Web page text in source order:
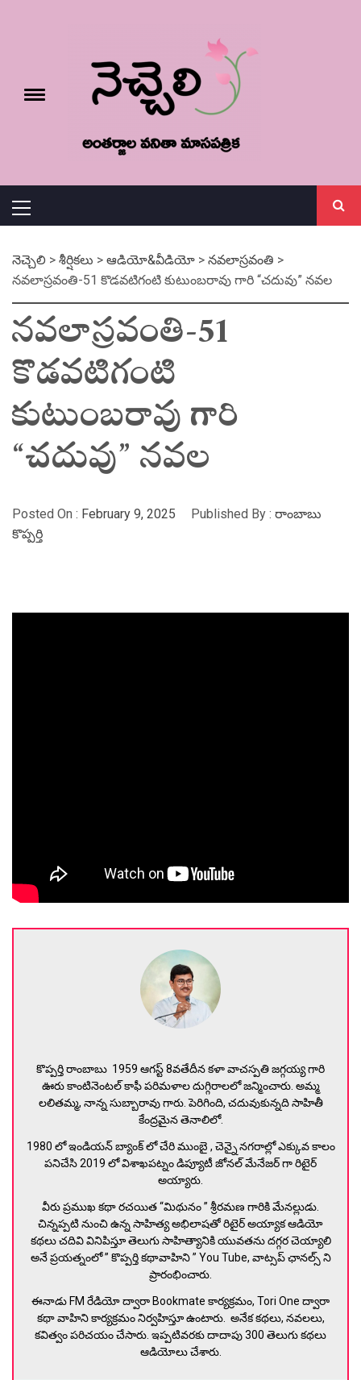
Toggle
Menu
నెచ్చెలి > శీర్షికలు > ఆడియో&వీడియో > నవలాస్రవంతి >
నవలాస్రవంతి-51 కొడవటిగంటి కుటుంబరావు గారి “చదువు” నవల
నవలాస్రవంతి-51
కొడవటిగంటి
కుటుంబరావు గారి
“చదువు” నవల
Posted On : February 9, 2025 Published By : రాంబాబు
కొప్పర్తి
కొప్పర్తి రాంబాబు 1959 ఆగస్ట్ 8వతేదీన కళా వాచస్పతి జగ్గయ్య గారి
ఊరు కాంటినెంటల్ కాఫీ పరిమళాల దుగ్గిరాలలో జన్మించారు. అమ్మ
లలితమ్మ, నాన్న సుబ్బారావు గారు. పెరిగింది, చదువుకున్నది సాహితీ
కేంద్రమైన తెనాలిలో.
1980 లో ఇండియన్ బ్యాంక్ లో చేరి ముంబై , చెన్నై నగరాల్లో ఎక్కువ కాలం
పనిచేసి 2019 లో విశాఖపట్నం డిప్యూటీ జోనల్ మేనేజర్ గా రిటైర్
అయ్యారు.
వీరు ప్రముఖ కథా రచయిత “మిథునం ” శ్రీరమణ గారికి మేనల్లుడు.
చిన్నప్పటి నుంచి ఉన్న సాహిత్య అభిలాషతో రిటైర్ అయ్యాక ఆడియో
కథలు చదివి వినిపిస్తూ తెలుగు సాహిత్యానికి యువతను దగ్గర చెయ్యాలి
అనే ప్రయత్నంలో ” కొప్పర్తి కథావాహిని ” You Tube, వాట్సప్ ఛానల్స్ ని
ప్రారంభించారు.
ఈనాడు FM రేడియో ద్వారా Bookmate కార్యక్రమం, Tori One ద్వారా
కథా వాహిని కార్యక్రమం నిర్వహిస్తూ ఉంటారు. అనేక కథలు, నవలలు,
కవిత్వం పరిచయం చేసారు. ఇప్పటివరకు దాదాపు 300 తెలుగు కథలు
ఆడియోలు చేశారు.